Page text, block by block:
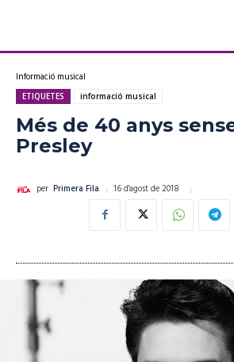
Informació musical
ETIQUETES informació musical
Més de 40 anys
Presley
per Primera Fila 16 d'agost de 2018